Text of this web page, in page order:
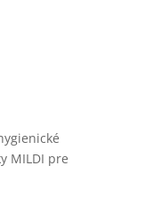
MILDI pre